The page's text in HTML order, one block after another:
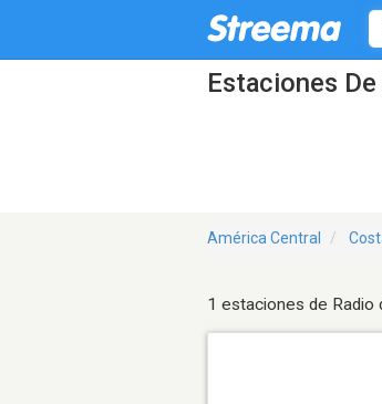
Estaciones
América Central
1 estaciones de Radio